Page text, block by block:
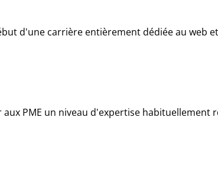
d'une carrière entièrement dédiée au web
PME un niveau d'expertise